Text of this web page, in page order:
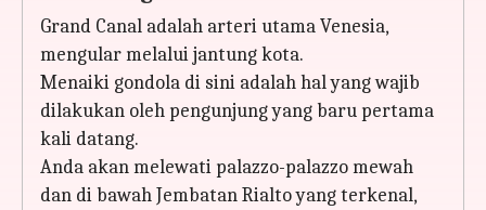
Grand Canal adalah arteri utama Venesia,
mengular melalui jantung kota.
Menaiki gondola di sini adalah hal yang wajib
dilakukan oleh pengunjung yang baru pertama
kali datang.
Anda akan melewati palazzo-palazzo mewah
dan di bawah Jembatan Rialto yang terkenal,